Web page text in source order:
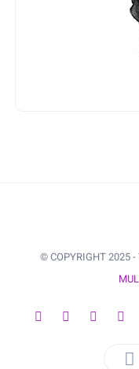
© COPYRIGHT 2025 -